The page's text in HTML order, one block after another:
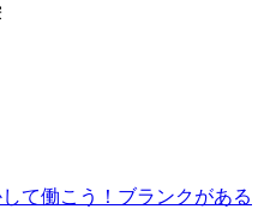
て働こう！ブランクがある